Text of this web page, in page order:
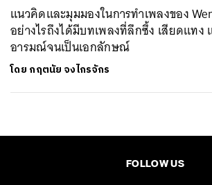
แนวคิดและมุมมองในการทำเพลงของ
อย่างไรถึงได้มีบทเพลงที่ลึกซึ้ง เสียดแทง
อารมณ์จนเป็นเอกลักษณ์
โดย กฤตนัย จงไกรจักร
FOLLOW US